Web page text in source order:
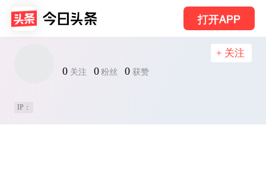
打开APP
0 关注 0 粉丝 0 获赞
+ 关注
IP：